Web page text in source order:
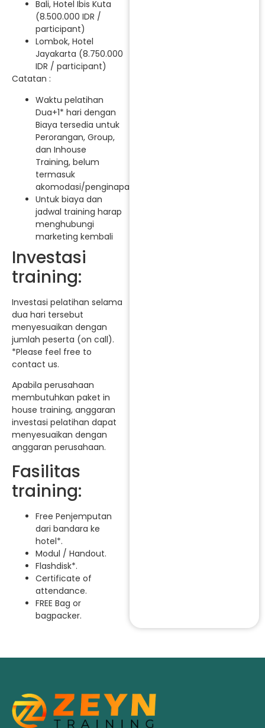
Bali, Hotel Ibis Kuta
(8.500.000 IDR /
participant)
Lombok, Hotel
Jayakarta (8.750.000
IDR / participant)
Catatan :
Waktu pelatihan
Dua+1* hari dengan
Biaya tersedia untuk
Perorangan, Group,
dan Inhouse
Training, belum
termasuk
akomodasi/penginapan.
Untuk biaya dan
jadwal training harap
menghubungi
marketing kembali
Investasi
training:
Investasi pelatihan selama
dua hari tersebut
menyesuaikan dengan
jumlah peserta (on call).
*Please feel free to
contact us.
Apabila perusahaan
membutuhkan paket in
house training, anggaran
investasi pelatihan dapat
menyesuaikan dengan
anggaran perusahaan.
Fasilitas
training:
Free Penjemputan
dari bandara ke
hotel*.
Modul / Handout.
Flashdisk*.
Certificate of
attendance.
FREE Bag or
bagpacker.